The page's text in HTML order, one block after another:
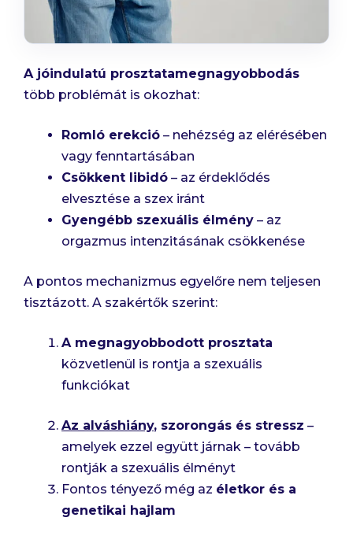
A jóindulatú prosztatamegnagyobbodás
több problémát is okozhat:
Romló erekció – nehézség az elérésében
vagy fenntartásában
Csökkent libidó – az érdeklődés
elvesztése a szex iránt
Gyengébb szexuális élmény – az
orgazmus intenzitásának csökkenése
A pontos mechanizmus egyelőre nem teljesen
tisztázott. A szakértők szerint:
A megnagyobbodott prosztata
közvetlenül is rontja a szexuális
funkciókat
Az alváshiány, szorongás és stressz –
amelyek ezzel együtt járnak – tovább
rontják a szexuális élményt
Fontos tényező még az életkor és a
genetikai hajlam